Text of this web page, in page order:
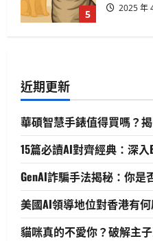
5 2025 年
1 2025 年
2
生活與成長
15篇必讀
系列
2025
人工智慧
軟體實務操
近期更新
華碩智慧手錶值得買嗎？
15篇必讀AI對齊經典：深入
GenAI詐騙手法揭秘：你是
美國AI領導地位對香港有何
貓咪真的不愛你？破解主